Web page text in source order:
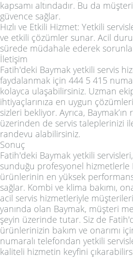
kapsamı altındadır. Bu da
güvence sağlar.
Hızlı ve Etkili Hizmet: Yetkili
ve etkili çözümler sunar. Acil
sürede müdahale ederek
İletişim
Fatih'deki Baymak yetkili servis
faydalanmak için 444 5 415
kolayca ulaşabilirsiniz. Uzman
ihtiyaçlarınıza en uygun
sizleri bekliyor. Ayrıca,
üzerinden de servis taleplerinizi
randevu alabilirsiniz.
Sonuç
Fatih'deki Baymak yetkili servisleri,
sunduğu profesyonel hizmetlerle
ürünlerinin en yüksek
sağlar. Kombi ve klima bakımı,
acil servis hizmetleriyle
yanında olan Baymak, müşteri
şeyin üzerinde tutar. Siz de
ürünlerinizin bakım ve onarımı
numaralı telefondan yetkili
kaliteli hizmetin keyfini